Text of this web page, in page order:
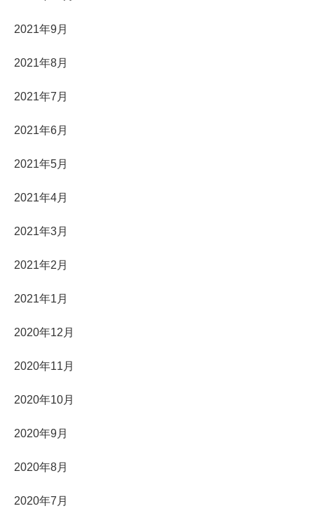
2021年9月
2021年8月
2021年7月
2021年6月
2021年5月
2021年4月
2021年3月
2021年2月
2021年1月
2020年12月
2020年11月
2020年10月
2020年9月
2020年8月
2020年7月